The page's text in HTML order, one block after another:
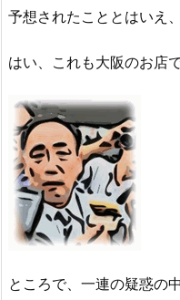
予想されたこととはいえ
はい、これも大阪のお店
ところで、一連の疑惑の